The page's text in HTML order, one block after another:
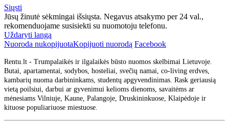
Siųsti
Jūsų žinutė sėkmingai išsiųsta. Negavus atsakymo per 24 val.,
rekomenduojame susisiekti su nuomotoju telefonu.
Uždaryti langą
Nuoroda nukopijuotaKopijuoti nuorodą Facebook
Rentu.lt - Trumpalaikės ir ilgalaikės būsto nuomos skelbimai Lietuvoje.
Butai, apartamentai, sodybos, hosteliai, svečių namai, co-living erdves,
kambarių nuoma darbininkams, studentų apgyvendinimas. Rask geriausią
vietą poilsiui, darbui ar gyvenimui kelioms dienoms, savaitėms ar
mėnesiams Vilniuje, Kaune, Palangoje, Druskininkuose, Klaipėdoje ir
kituose populiariuose miestuose.